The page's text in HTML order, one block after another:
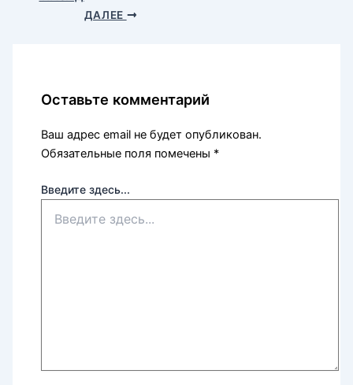
ДАЛЕЕ
Оставьте комментарий
Ваш адрес email не будет опубликован.
Обязательные поля помечены *
Введите здесь...